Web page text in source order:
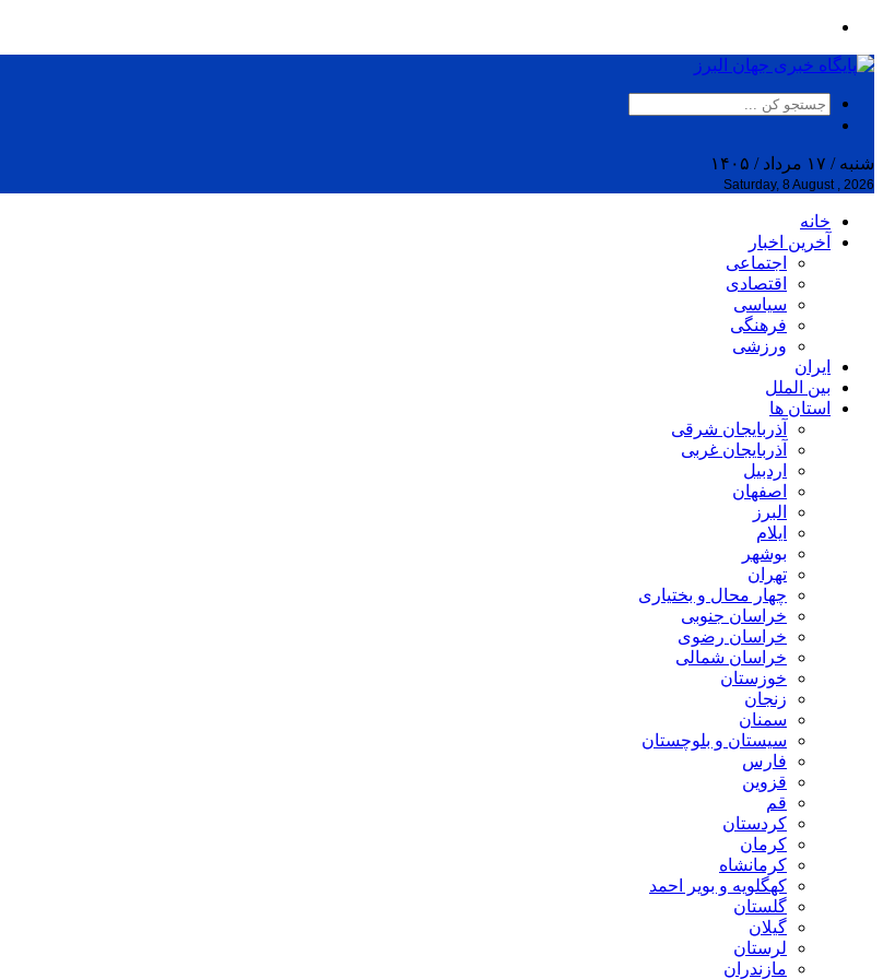
شنبه / ۱۷ مرداد / ۱۴۰۵
Saturday, 8 August , 2026
خانه
آخرین اخبار
اجتماعی
اقتصادی
سیاسی
فرهنگی
ورزشی
ایران
بین الملل
استان ها
آذربایجان شرقی
آذربایجان غربی
اردبیل
اصفهان
البرز
ایلام
بوشهر
تهران
چهار محال و بختیاری
خراسان جنوبی
خراسان رضوی
خراسان شمالی
خوزستان
زنجان
سمنان
سیستان و بلوچستان
فارس
قزوین
قم
کردستان
کرمان
کرمانشاه
کهگلویه و بویر احمد
گلستان
گیلان
لرستان
مازندران